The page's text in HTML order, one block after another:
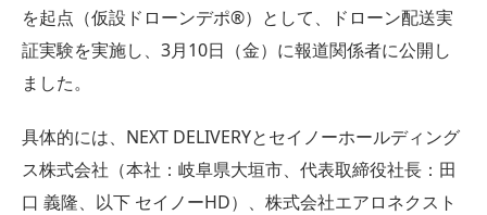
を起点（仮設ドローンデポ®︎）として、ドローン配送実
証実験を実施し、3月10日（金）に報道関係者に公開し
ました。
具体的には、NEXT DELIVERYとセイノーホールディング
ス株式会社（本社：岐阜県大垣市、代表取締役社長：田
口 義隆、以下 セイノーHD）、株式会社エアロネクスト